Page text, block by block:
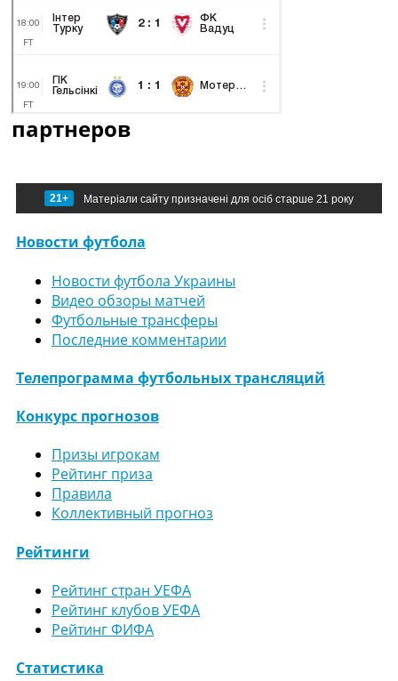
партнеров
21+ Матеріали сайту призначені для осіб старше 21 року
Новости футбола
Новости футбола Украины
Видео обзоры матчей
Футбольные трансферы
Последние комментарии
Телепрограмма футбольных трансляций
Конкурс прогнозов
Призы игрокам
Рейтинг приза
Правила
Коллективный прогноз
Рейтинги
Рейтинг стран УЕФА
Рейтинг клубов УЕФА
Рейтинг ФИФА
Статистика